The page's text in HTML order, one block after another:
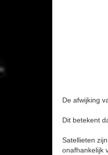
De afwijking
Dit betekent
Satellieten
onafhankelijk